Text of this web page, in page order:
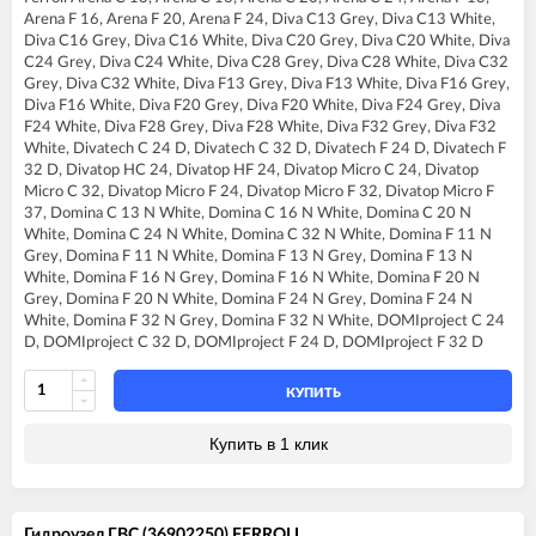
FERROLI DOMIcompact F24 B
FERROLI DOMIcompact F24 D
FERROLI DOMIcompact F30
FERROLI DOMIcompact F30 B
FERROLI DOMIcompact F30 D
FERROLI DOMINA C13 N
FERROLI DOMINA C16 N
FERROLI DOMINA C20 N
FERROLI DOMINA C24 N
FERROLI DOMINA C32 N
FERROLI DOMINA F13 N
FERROLI DOMINA F16 N
FERROLI DOMINA F20 N
FERROLI DOMINA F24 N
FERROLI DOMINA F32 N
FERROLI DOMIproject C24
FERROLI DOMIproject C24 D
FERROLI DOMIproject C32
FERROLI DOMIproject C32 D
FERROLI DOMIproject F24
FERROLI DOMIproject F24 D
FERROLI DOMIproject F32
FERROLI DOMItech C24 D
FERROLI DIVA C16
FERROLI DIVA C20
FERROLI DIVA C24
FERROLI DIVA C28
FERROLI DIVA C32
FERROLI DIVA F13
FERROLI DIVA F16
FERROLI DIVA F20
FERROLI DIVA F24
FERROLI DIVA F28
FERROLI DIVA F32
FERROLI DIVA F37
FERROLI DIVA HC24
FERROLI DIVA HF24
FERROLI DIVA HF32
FERROLI DIVAproject F24
FERROLI DIVAtech C24 D
FERROLI DIVAtech C32 D
FERROLI DIVAtech D C24
FERROLI DIVAtech D C32
FERROLI DIVAtech D F24
FERROLI DIVAtech D F32
Arena F 16, Arena F 20, Arena F 24, Diva C13 Grey, Diva C13 White,
Diva C16 Grey, Diva C16 White, Diva C20 Grey, Diva C20 White, Diva
C24 Grey, Diva C24 White, Diva C28 Grey, Diva C28 White, Diva C32
Grey, Diva C32 White, Diva F13 Grey, Diva F13 White, Diva F16 Grey,
Diva F16 White, Diva F20 Grey, Diva F20 White, Diva F24 Grey, Diva
F24 White, Diva F28 Grey, Diva F28 White, Diva F32 Grey, Diva F32
White, Divatech C 24 D, Divatech C 32 D, Divatech F 24 D, Divatech F
32 D, Divatop HC 24, Divatop HF 24, Divatop Micro C 24, Divatop
Micro C 32, Divatop Micro F 24, Divatop Micro F 32, Divatop Micro F
37, Domina C 13 N White, Domina C 16 N White, Domina C 20 N
White, Domina C 24 N White, Domina C 32 N White, Domina F 11 N
Grey, Domina F 11 N White, Domina F 13 N Grey, Domina F 13 N
White, Domina F 16 N Grey, Domina F 16 N White, Domina F 20 N
Grey, Domina F 20 N White, Domina F 24 N Grey, Domina F 24 N
White, Domina F 32 N Grey, Domina F 32 N White, DOMIproject C 24
D, DOMIproject C 32 D, DOMIproject F 24 D, DOMIproject F 32 D
КУПИТЬ
Купить в 1 клик